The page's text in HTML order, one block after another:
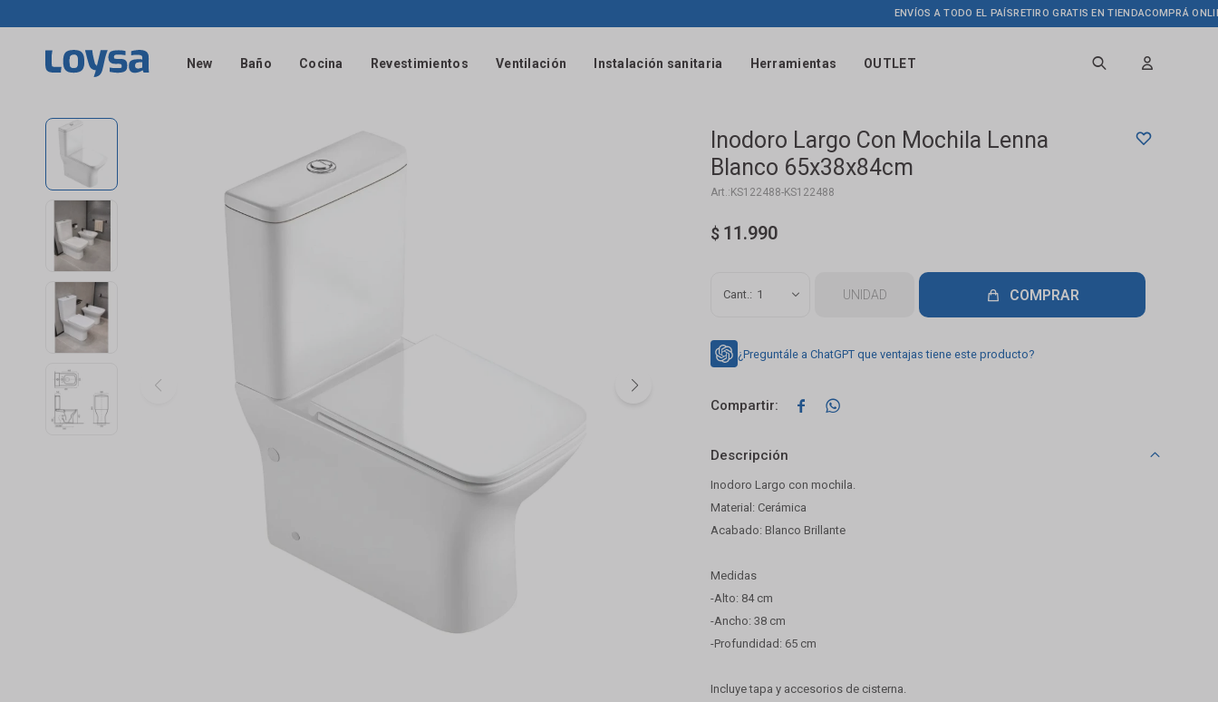
New Baño Cocina Revestimientos Ventilación Instalación sanitaria Herramientas OUTLET
ENVÍOS A TODO EL PAÍSRETIRO GRATIS EN TIENDACOMPRÁ ONLINE
Inodoro Largo Con Mochila Lenna
Blanco 65x38x84cm
KS122488-KS122488
$ 11.990
1 UNIDAD COMPRAR
¿Preguntále a ChatGPT que ventajas tiene este producto?
 
Descripción
Inodoro Largo con mochila.
Material: Cerámica
Acabado: Blanco Brillante
Medidas
-Alto: 84 cm
-Ancho: 38 cm
-Profundidad: 65 cm
Incluye tapa y accesorios de cisterna.